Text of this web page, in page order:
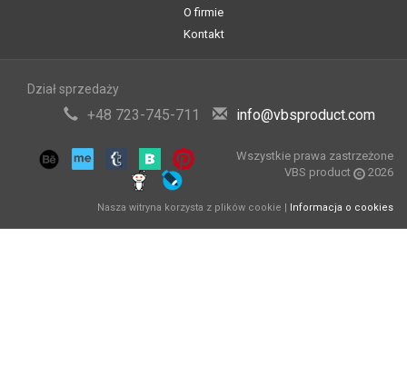
O firmie
Kontakt
Dział sprzedaży
+48 723-745-711 info@vbsproduct.com
Wszystkie prawa zastrzeżone
VBS product
2026
Nasza witryna korzysta z plików cookie | Informacja o cookies